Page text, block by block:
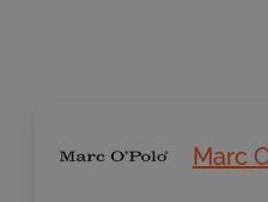
Marc